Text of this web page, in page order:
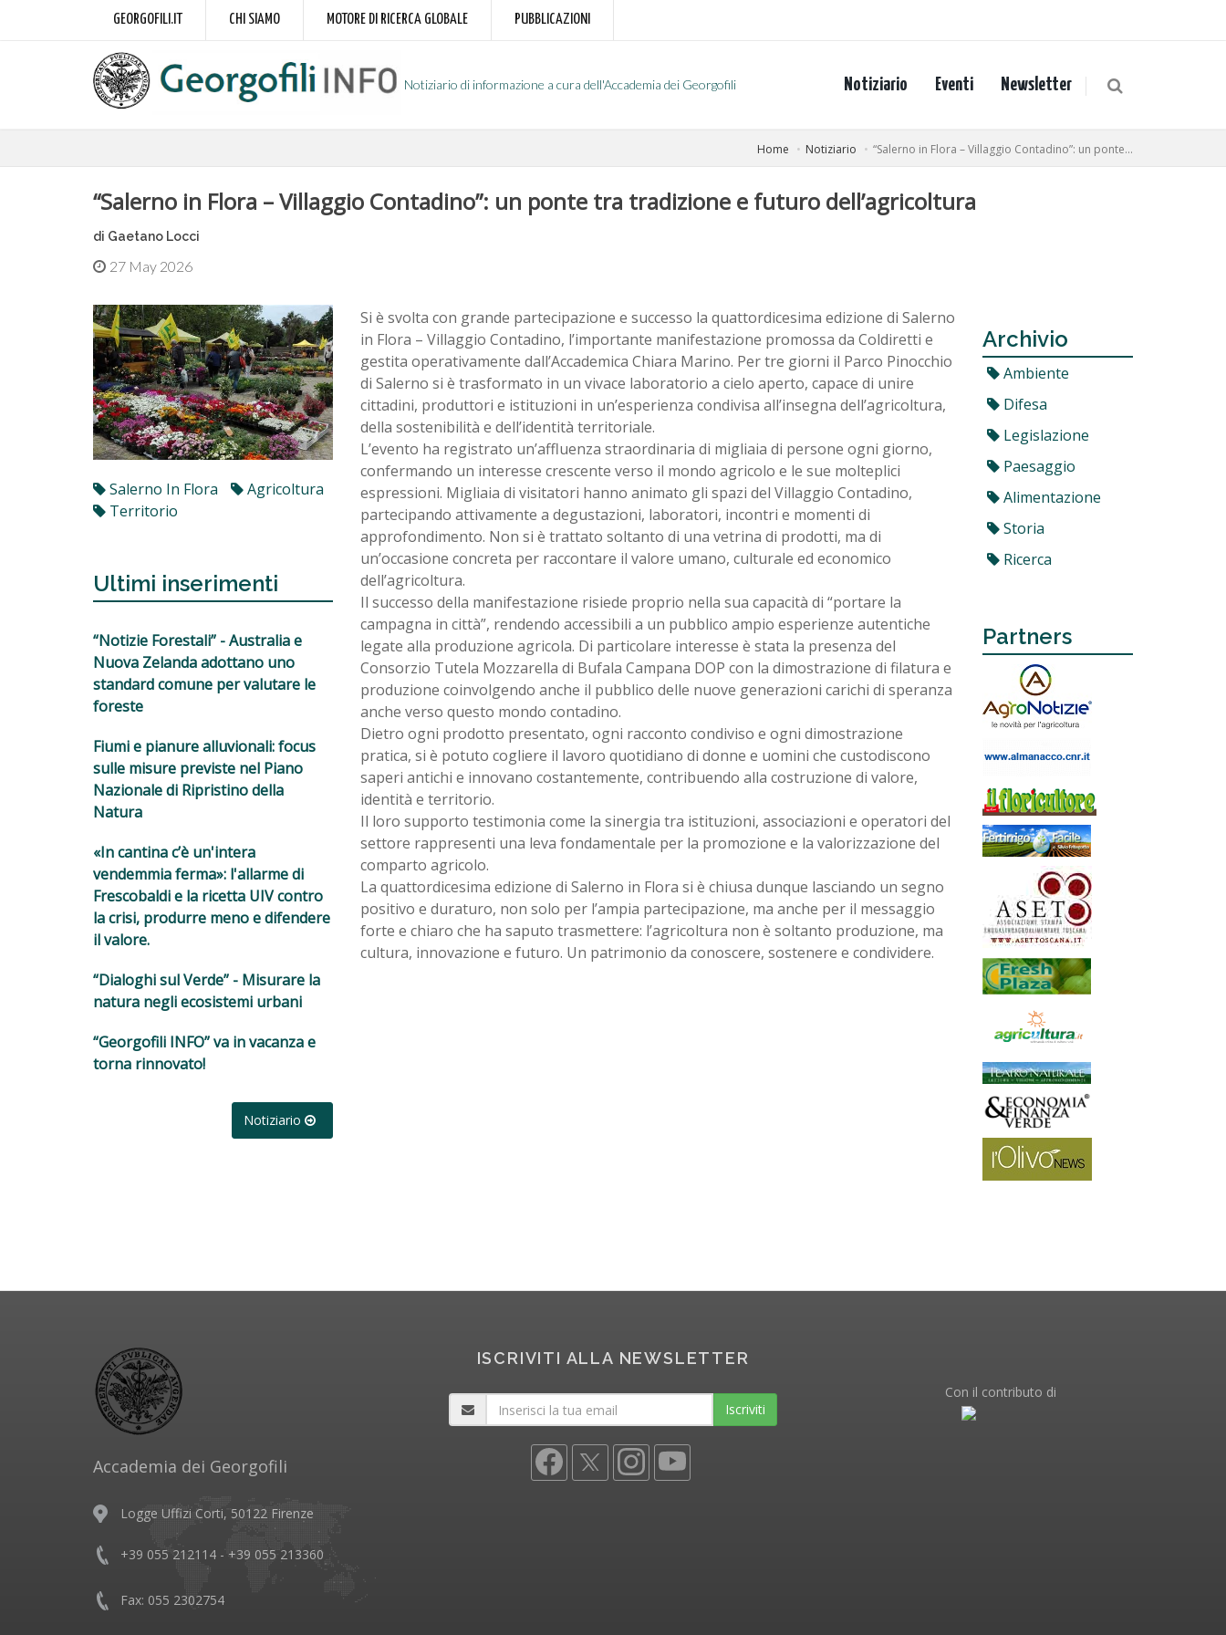
GEORGOFILI.IT CHI SIAMO MOTORE DI RICERCA GLOBALE PUBBLICAZIONI
Notiziario di informazione a cura dell'Accademia dei Georgofili Notiziario Eventi Newsletter
Home Notiziario “Salerno in Flora – Villaggio Contadino”: un ponte...
“Salerno in Flora – Villaggio Contadino”: un ponte tra tradizione e futuro dell’agricoltura
di Gaetano Locci
27 May 2026
Salerno In Flora
Agricoltura
Territorio
Ultimi inserimenti
“Notizie Forestali” - Australia e
Nuova Zelanda adottano uno
standard comune per valutare le
foreste
Fiumi e pianure alluvionali: focus
sulle misure previste nel Piano
Nazionale di Ripristino della
Natura
«In cantina c’è un'intera
vendemmia ferma»: l'allarme di
Frescobaldi e la ricetta UIV contro
la crisi, produrre meno e difendere
il valore.
“Dialoghi sul Verde” - Misurare la
natura negli ecosistemi urbani
“Georgofili INFO” va in vacanza e
torna rinnovato!
Notiziario
Si è svolta con grande partecipazione e successo la quattordicesima edizione di Salerno
in Flora – Villaggio Contadino, l’importante manifestazione promossa da Coldiretti e
gestita operativamente dall’Accademica Chiara Marino. Per tre giorni il Parco Pinocchio
di Salerno si è trasformato in un vivace laboratorio a cielo aperto, capace di unire
cittadini, produttori e istituzioni in un’esperienza condivisa all’insegna dell’agricoltura,
della sostenibilità e dell’identità territoriale.
L’evento ha registrato un’affluenza straordinaria di migliaia di persone ogni giorno,
confermando un interesse crescente verso il mondo agricolo e le sue molteplici
espressioni. Migliaia di visitatori hanno animato gli spazi del Villaggio Contadino,
partecipando attivamente a degustazioni, laboratori, incontri e momenti di
approfondimento. Non si è trattato soltanto di una vetrina di prodotti, ma di
un’occasione concreta per raccontare il valore umano, culturale ed economico
dell’agricoltura.
Il successo della manifestazione risiede proprio nella sua capacità di “portare la
campagna in città”, rendendo accessibili a un pubblico ampio esperienze autentiche
legate alla produzione agricola. Di particolare interesse è stata la presenza del
Consorzio Tutela Mozzarella di Bufala Campana DOP con la dimostrazione di filatura e
produzione coinvolgendo anche il pubblico delle nuove generazioni carichi di speranza
anche verso questo mondo contadino.
Dietro ogni prodotto presentato, ogni racconto condiviso e ogni dimostrazione
pratica, si è potuto cogliere il lavoro quotidiano di donne e uomini che custodiscono
saperi antichi e innovano costantemente, contribuendo alla costruzione di valore,
identità e territorio.
Il loro supporto testimonia come la sinergia tra istituzioni, associazioni e operatori del
settore rappresenti una leva fondamentale per la promozione e la valorizzazione del
comparto agricolo.
La quattordicesima edizione di Salerno in Flora si è chiusa dunque lasciando un segno
positivo e duraturo, non solo per l’ampia partecipazione, ma anche per il messaggio
forte e chiaro che ha saputo trasmettere: l’agricoltura non è soltanto produzione, ma
cultura, innovazione e futuro. Un patrimonio da conoscere, sostenere e condividere.
Archivio
Ambiente
Difesa
Legislazione
Paesaggio
Alimentazione
Storia
Ricerca
Partners
Accademia dei Georgofili
Logge Uffizi Corti, 50122 Firenze
+39 055 212114 - +39 055 213360
Fax: 055 2302754
ISCRIVITI ALLA NEWSLETTER
Iscriviti
Con il contributo di